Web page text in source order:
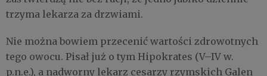
trzyma lekarza za drzwiami.
Nie można bowiem przecenić wartości zdrowotnych
tego owocu. Pisał już o tym Hipokrates (V–IV w.
p.n.e.), a nadworny lekarz cesarzy rzymskich Galen